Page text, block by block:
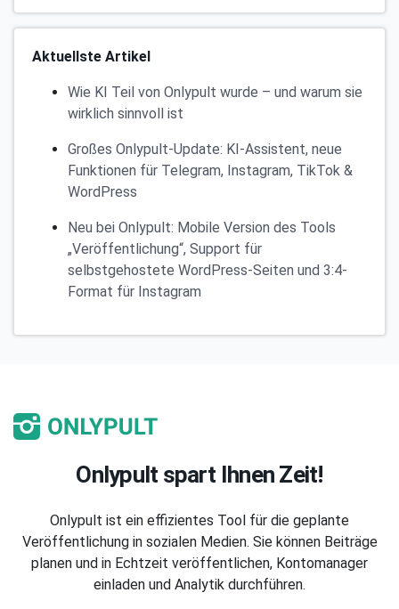
Aktuellste Artikel
Wie KI Teil von Onlypult wurde – und warum sie
wirklich sinnvoll ist
Großes Onlypult-Update: KI-Assistent, neue
Funktionen für Telegram, Instagram, TikTok &
WordPress
Neu bei Onlypult: Mobile Version des Tools
„Veröffentlichung“, Support für
selbstgehostete WordPress-Seiten und 3:4-
Format für Instagram
Onlypult spart Ihnen Zeit!
Onlypult ist ein effizientes Tool für die geplante
Veröffentlichung in sozialen Medien. Sie können Beiträge
planen und in Echtzeit veröffentlichen, Kontomanager
einladen und Analytik durchführen.